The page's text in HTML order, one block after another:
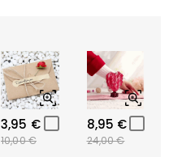
3,95 €
10,00 €
8,95 €
24,00 €